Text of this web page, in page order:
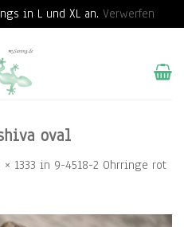
in L und XL an. Verwerfen
oval
1333 in 9-4518-2 Ohrringe rot